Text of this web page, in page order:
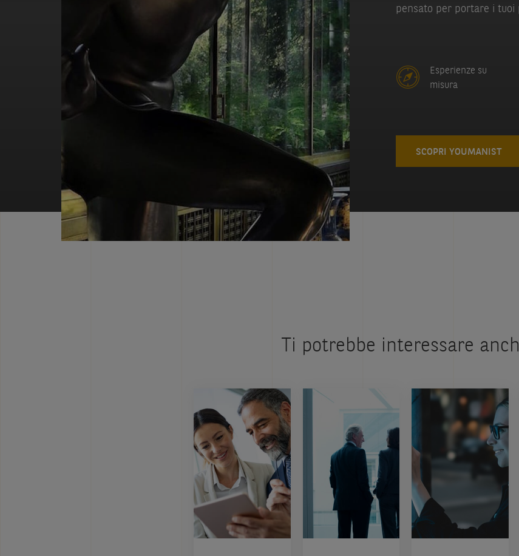
pensato per portare i
Esperienze su
misura
SCOPRI YOUMANIST
Ti potrebbe interessare